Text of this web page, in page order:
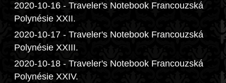
2020-10-16 - Traveler's Notebook Francouzská
Polynésie XXII.
2020-10-17 - Traveler's Notebook Francouzská
Polynésie XXIII.
2020-10-18 - Traveler's Notebook Francouzská
Polynésie XXIV.